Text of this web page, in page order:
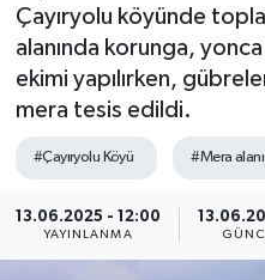
Çayıryolu köyünde
alanında korunga,
ekimi yapılırken,
mera tesis edildi.
#Çayıryolu Köyü #Mera
13.06.2025 - 12:00
YAYINLANMA